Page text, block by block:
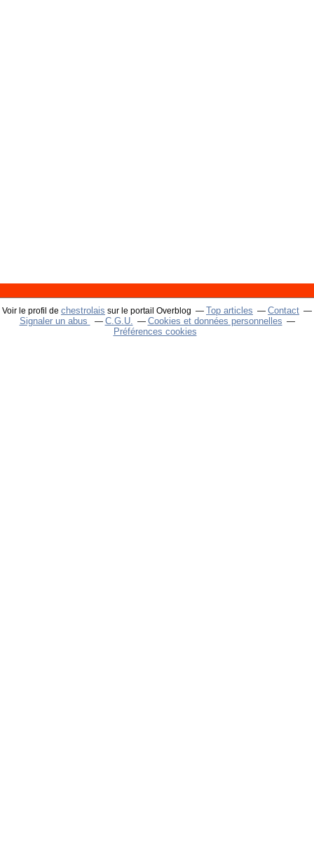
Voir le profil de chestrolais sur le portail Overblog Top articles
Contact
Signaler un abus
C.G.U.
Cookies et données personnelles
Préférences cookies